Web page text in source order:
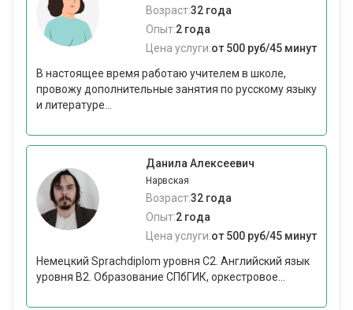
Возраст:32 года
Опыт:2 года
Цена услуги:от 500 руб/45 минут
В настоящее время работаю учителем в школе,
провожу дополнительные занятия по русскому языку
и литературе...
Данила Алексеевич
Нарвская
Возраст:32 года
Опыт:2 года
Цена услуги:от 500 руб/45 минут
Немецкий Sprachdiplom уровня С2. Английский язык
уровня В2. Образование СПбГИК, оркестровое...